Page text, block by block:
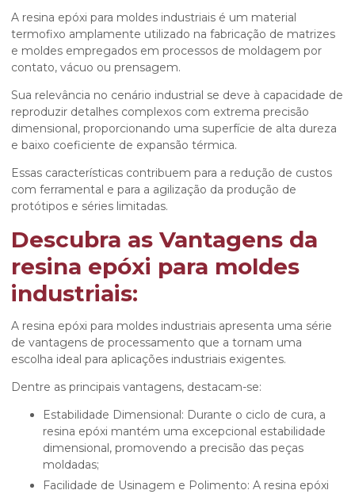
A resina epóxi para moldes industriais é um material
termofixo amplamente utilizado na fabricação de matrizes
e moldes empregados em processos de moldagem por
contato, vácuo ou prensagem.
Sua relevância no cenário industrial se deve à capacidade de
reproduzir detalhes complexos com extrema precisão
dimensional, proporcionando uma superfície de alta dureza
e baixo coeficiente de expansão térmica.
Essas características contribuem para a redução de custos
com ferramental e para a agilização da produção de
protótipos e séries limitadas.
Descubra as Vantagens da
resina epóxi para moldes
industriais:
A resina epóxi para moldes industriais apresenta uma série
de vantagens de processamento que a tornam uma
escolha ideal para aplicações industriais exigentes.
Dentre as principais vantagens, destacam-se:
Estabilidade Dimensional: Durante o ciclo de cura, a
resina epóxi mantém uma excepcional estabilidade
dimensional, promovendo a precisão das peças
moldadas;
Facilidade de Usinagem e Polimento: A resina epóxi